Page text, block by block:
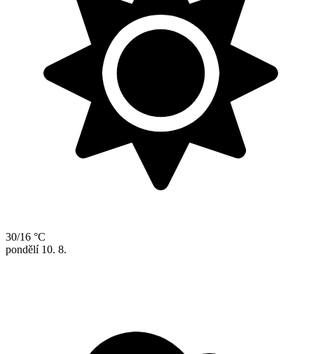
30/16 °C
pondělí 10. 8.